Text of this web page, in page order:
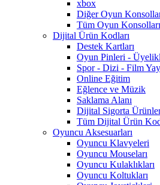
xbox
Diğer Oyun
Tüm Oyun Konsolları
Dijital Ürün Kodları
Destek Kartları
Oyun Pinleri -
Spor - Dizi - Film
Online Eğitim
Eğlence ve Müzik
Saklama Alanı
Dijital Sigorta
Tüm Dijital Ürün
Oyuncu Aksesuarları
Oyuncu Klavyeleri
Oyuncu Mouseları
Oyuncu Kulaklıkları
Oyuncu Koltukları